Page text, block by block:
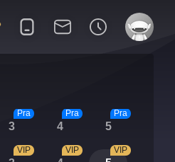
3
Pra
4
Pra
5
Pra
VIP VIP VIP